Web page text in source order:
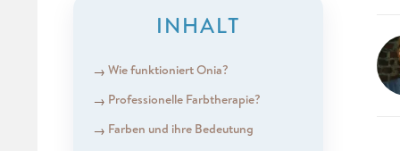
INHALT
Wie funktioniert Onia?
Professionelle Farbtherapie?
Farben und ihre Bedeutung